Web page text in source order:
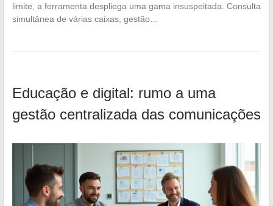
limite, a ferramenta despliega uma gama insuspeitada. Consulta
simultânea de várias caixas, gestão…
Educação e digital: rumo a uma
gestão centralizada das comunicações